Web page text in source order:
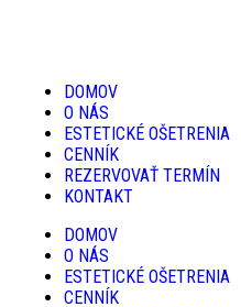
DOMOV
O NÁS
ESTETICKÉ OŠETRENIA
CENNÍK
REZERVOVAŤ TERMÍN
KONTAKT
DOMOV
O NÁS
ESTETICKÉ OŠETRENIA
CENNÍK